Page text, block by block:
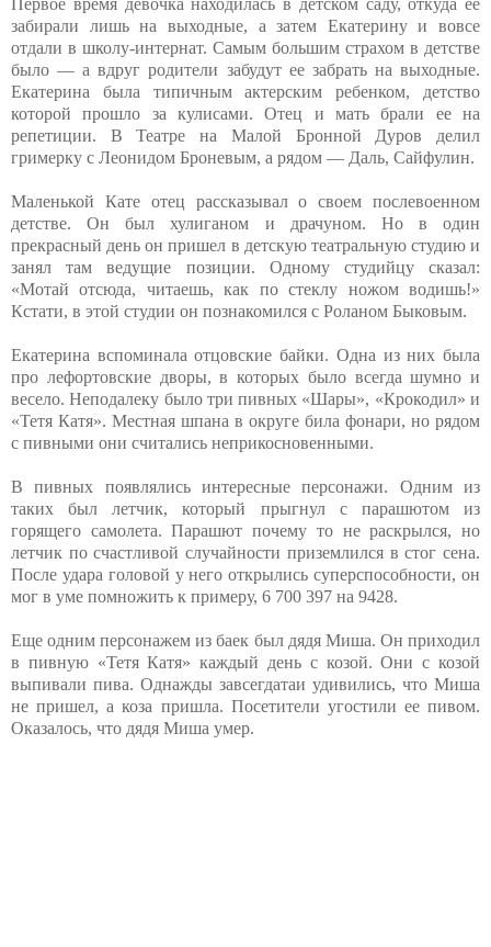
Первое время девочка находилась в детском саду, откуда ее
забирали лишь на выходные, а затем Екатерину и вовсе
отдали в школу-интернат. Самым большим страхом в детстве
было — а вдруг родители забудут ее забрать на выходные.
Екатерина была типичным актерским ребенком, детство
которой прошло за кулисами. Отец и мать брали ее на
репетиции. В Театре на Малой Бронной Дуров делил
гримерку с Леонидом Броневым, а рядом — Даль, Сайфулин.
Маленькой Кате отец рассказывал о своем послевоенном
детстве. Он был хулиганом и драчуном. Но в один
прекрасный день он пришел в детскую театральную студию и
занял там ведущие позиции. Одному студийцу сказал:
«Мотай отсюда, читаешь, как по стеклу ножом водишь!»
Кстати, в этой студии он познакомился с Роланом Быковым.
Екатерина вспоминала отцовские байки. Одна из них была
про лефортовские дворы, в которых было всегда шумно и
весело. Неподалеку было три пивных «Шары», «Крокодил» и
«Тетя Катя». Местная шпана в округе била фонари, но рядом
с пивными они считались неприкосновенными.
В пивных появлялись интересные персонажи. Одним из
таких был летчик, который прыгнул с парашютом из
горящего самолета. Парашют почему то не раскрылся, но
летчик по счастливой случайности приземлился в стог сена.
После удара головой у него открылись суперспособности, он
мог в уме помножить к примеру, 6 700 397 на 9428.
Еще одним персонажем из баек был дядя Миша. Он приходил
в пивную «Тетя Катя» каждый день с козой. Они с козой
выпивали пива. Однажды завсегдатаи удивились, что Миша
не пришел, а коза пришла. Посетители угостили ее пивом.
Оказалось, что дядя Миша умер.